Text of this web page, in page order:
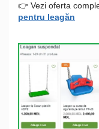
👉 Vezi oferta
pentru leagăn